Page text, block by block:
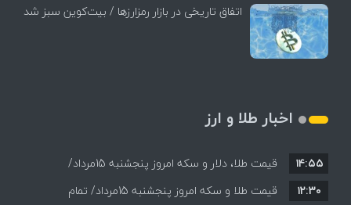
اتفاق تاریخی در بازار رمزارزها / بیت‌کوین سبز شد
اخبار طلا و ارز
قیمت طلا، دلار و سکه امروز پنجشنبه 15مرداد/
افزایش قیمت ها + جدول
۱۴:۵۵
قیمت طلا و سکه امروز پنجشنبه 15مرداد/ تمام
۱۲:۳۰